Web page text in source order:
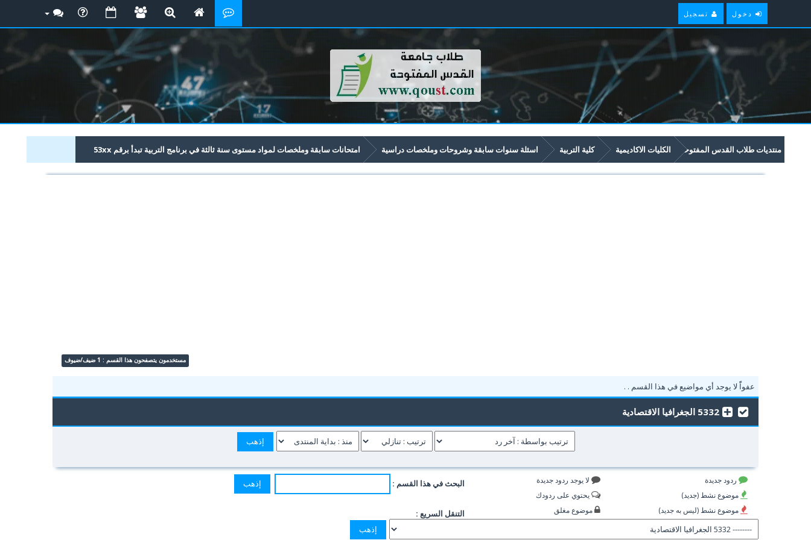
دخول تسجيل
منتديات طلاب القدس المفتوحة الكليات الاكاديمية كلية التربية اسئلة سنوات سابقة وشروحات وملخصات دراسية امتحانات سابقة وملخصات لمواد مستوى سنة ثالثة في برنامج التربية تبدأ برقم 53xx
5332 الجغرافيا الاقتصادية
مستخدمون يتصفحون هذا القسم : 1 ضيف/ضيوف
عفواًً لا يوجد أي مواضيع في هذا القسم . .
5332 الجغرافيا الاقتصادية
ردود جديدة
موضوع نشط (جديد)
موضوع نشط (ليس به جديد)
لا يوجد ردود جديدة
يحتوي على ردودك
موضوع مغلق
البحث في هذا القسم :
التنقل السريع :